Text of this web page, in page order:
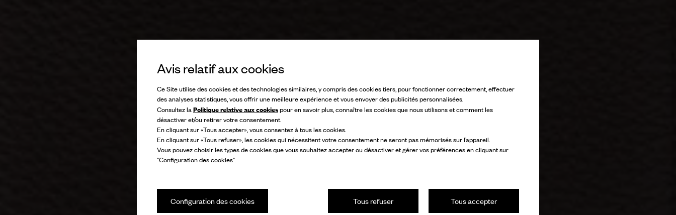
Avis relatif aux cookies
Ce Site utilise des cookies et des technologies similaires, y compris des cookies tiers, pour fonctionner correctement, effectuer
des analyses statistiques, vous offrir une meilleure expérience et vous envoyer des publicités personnalisées.
Consultez la Politique relative aux cookiespour en savoir plus, connaître les cookies que nous utilisons et comment les
désactiver et/ou retirer votre consentement.
En cliquant sur «Tous accepter», vous consentez à tous les cookies.
En cliquant sur «Tous refuser», les cookies qui nécessitent votre consentement ne seront pas mémorisés sur l’appareil.
Vous pouvez choisir les types de cookies que vous souhaitez accepter ou désactiver et gérer vos préférences en cliquant sur
"Configuration des cookies".
Tous accepter
Tous refuser
Configuration des cookies